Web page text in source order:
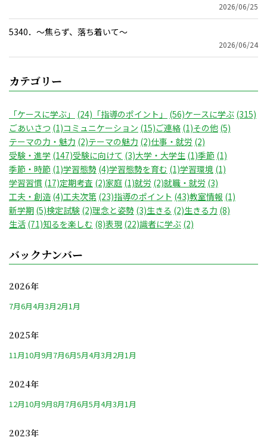
2026/06/25
5340．～焦らず、落ち着いて〜
2026/06/24
カテゴリー
「ケースに学ぶ」 (24) 「指導のポイント」 (56)ケースに学ぶ (315)
ごあいさつ (1)コミュニケーション (15)ご連絡 (1)その他 (5)
テーマの力・魅力 (2)テーマの魅力 (2)仕事・就労 (2)
受験・進学 (147)受験に向けて (3)大学・大学生 (1)季節 (1)
季節・時節 (1)学習態勢 (4)学習態勢を育む (1)学習環境 (1)
学習習慣 (17)定期考査 (2)家庭 (1)就労 (2)就職・就労 (3)
工夫・創造 (4)工夫次第 (23)指導のポイント (43)教室情報 (1)
新学期 (5)検定試験 (2)理念と姿勢 (3)生きる (2)生きる力 (8)
生活 (71)知るを楽しむ (8)表現 (22)識者に学ぶ (2)
バックナンバー
2026年
7月6月4月3月2月1月
2025年
11月10月9月7月6月5月4月3月2月1月
2024年
12月10月9月8月7月6月5月4月3月1月
2023年